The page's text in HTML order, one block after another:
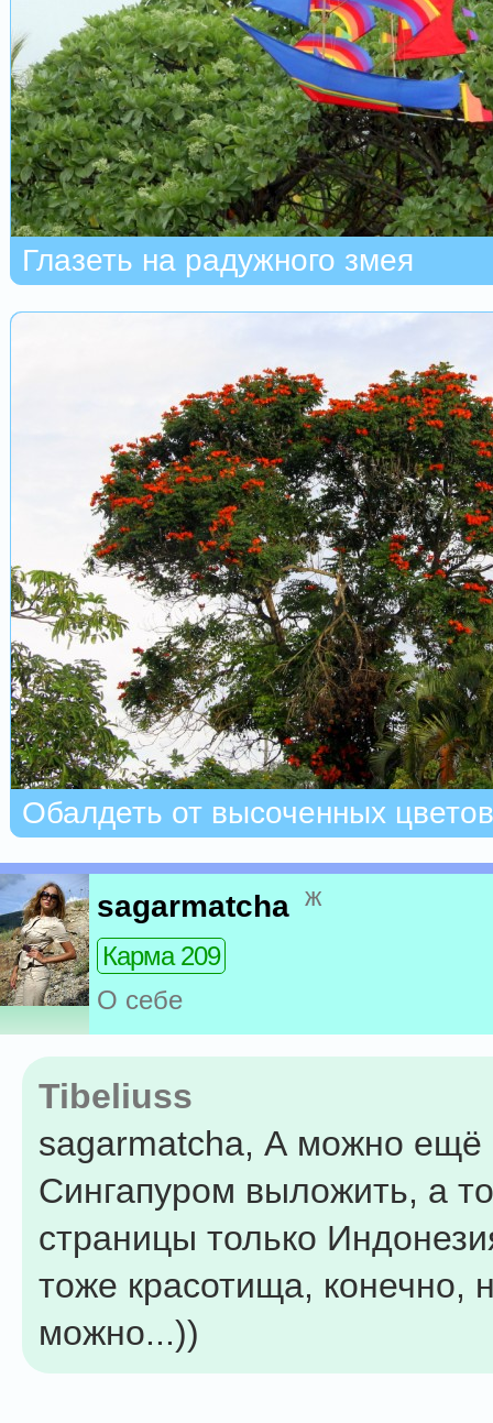
Глазеть на радужного змея
Обалдеть от высоченных цветов
sagarmatcha ж
Карма 209
О себе
Tibeliuss
sagarmatcha, А можно ещё
Сингапуром выложить, а
страницы только
тоже красотища, конечно,
можно...))